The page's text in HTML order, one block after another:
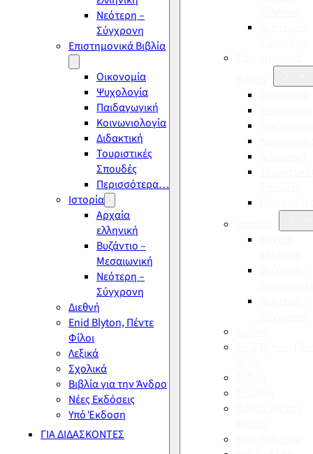
Νεότερη –
Σύγχρονη
Επιστημονικά Βιβλία
Οικονομία
Ψυχολογία
Παιδαγωγική
Κοινωνιολογία
Διδακτική
Τουριστικές
Σπουδές
Περισσότερα…
Ιστορία
Αρχαία
ελληνική
Βυζάντιο –
Μεσαιωνική
Νεότερη –
Σύγχρονη
Διεθνή
Enid Blyton, Πέντε
Φίλοι
Λεξικά
Σχολικά
Βιβλία για την Άνδρο
Νέες Εκδόσεις
Υπό Έκδοση
ΓΙΑ ΔΙΔΑΣΚΟΝΤΕΣ